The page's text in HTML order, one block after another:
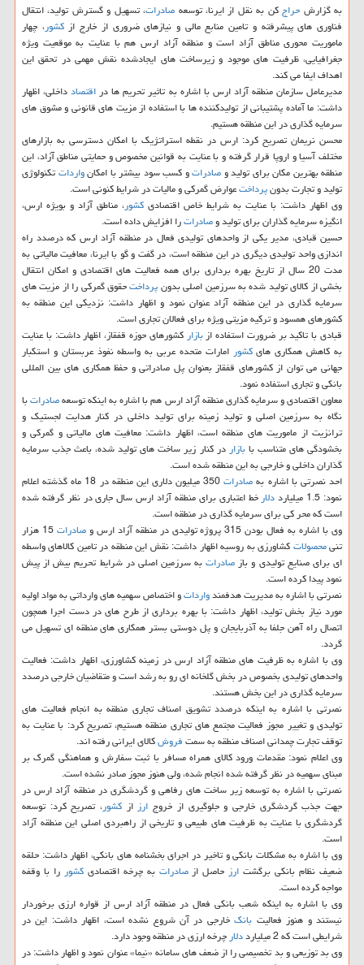
به گزارش حراجكن به نقل از ایرنا، توسعه صادرات، تسهیل و گسترش تولید، انتقال
فناوری های پیشرفته و تامین منابع مالی و نیازهای ضروری از خارج ازكشور، چهار
ماموریت محوری مناطق آزاد است و منطقه آزاد ارس هم با عنایت به موقعیت ویژه
جغرافیایی، ظرفیت های موجود و زیرساخت های ایجادشده نقش مهمی در تحقق این
اهداف ایفا می كند.
مدیرعامل سازمان منطقه آزاد ارس با اشاره به تاثیر تحریم ها دراقتصادداخلی، اظهار
داشت: ما آماده پشتیبانی از تولیدكننده ها با استفاده از مزیت های قانونی و مشوق های
سرمایه گذاری در این منطقه هستیم.
محسن نریمان تصریح كرد: ارس در نقطه استراتژیك با امكان دسترسی به بازارهای
مختلف آسیا و اروپا قرار گرفته و با عنایت به قوانین مخصوص و حمایتی مناطق آزاد، این
منطقه بهترین مكان برای تولید وصادراتو كسب سود بیشتر با امكانوارداتتكنولوژی
تولید و تجارت بدونپرداختعوارض گمركی و مالیات در شرایط كنونی است.
وی اظهار داشت: با عنایت به شرایط خاص اقتصادی كشور، مناطق آزاد و بویژه ارس،
انگیزه سرمایه گذاران برای تولید وصادراترا افزایش داده است.
حسین قبادی، مدیر یكی از واحدهای تولیدی فعال در منطقه آزاد ارس كه درصدد راه
اندازی واحد تولیدی دیگری در این منطقه است، در گفت و گو با ایرنا، معافیت مالیاتی به
مدت 20 سال از تاریخ بهره برداری برای همه فعالیت های اقتصادی و امكان انتقال
بخشی از كالای تولید شده به سرزمین اصلی بدونپرداختحقوق گمركی را از مزیت های
سرمایه گذاری در این منطقه آزاد عنوان نمود و اظهار داشت: نزدیكی این منطقه به
كشورهای همسود و تركیه مزیتی ویژه برای فعالان تجاری است.
قبادی با تاكید بر ضرورت استفاده ازبازاركشورهای حوزه قفقاز، اظهار داشت: با عنایت
به كاهش همكاری هایكشور امارات متحده عربی به واسطه نفوذ عربستان و استكبار
جهانی می توان از كشورهای قفقاز بعنوان پل صادراتی و حفظ همكاری های بین المللی
بانكی و تجاری استفاده نمود.
معاون اقتصادی و سرمایه گذاری منطقه آزاد ارس هم با اشاره به اینكه توسعهصادراتبا
نگاه به سرزمین اصلی و تولید زمینه برای تولید داخلی در كنار هدایت لجستیك و
ترانزیت از ماموریت های منطقه است، اظهار داشت: معافیت های مالیاتی و گمركی و
بخشودگی های متناسب بابازاردر كنار زیر ساخت های تولید شده، باعث جذب سرمایه
گذاران داخلی و خارجی به این منطقه شده است.
احد نصرتی با اشاره بهصادرات
350 میلیون دلاری این منطقه در 18 ماه گذشته اعلام
نمود: 1.5 میلیارد
دلارخط اعتباری برای منطقه آزاد ارس سال جاری در نظر گرفته شده
است كه محر كی برای سرمایه گذاری در منطقه است.
وی با اشاره به فعال بودن 315 پروژه تولیدی در منطقه آزاد ارس و
صادرات
15 هزار
تنیمحصولاتكشاورزی به روسیه اظهار داشت: نقش این منطقه در تامین كالاهای واسطه
ای برای صنایع تولیدی و بازصادراتبه سرزمین اصلی در شرایط تحریم بیش از پیش
نمود پیدا كرده است.
نصرتی با اشاره به مدیریت هدفمندوارداتو اختصاص سهمیه های وارداتی به مواد اولیه
مورد نیاز بخش تولید، اظهار داشت: با بهره برداری از طرح های در دست اجرا همچون
اتصال راه آهن جلفا به آذربایجان و پل دوستی بستر همكاری های منطقه ای تسهیل می
گردد.
وی با اشاره به ظرفیت های منطقه آزاد ارس در زمینه كشاورزی، اظهار داشت: فعالیت
واحدهای تولیدی بخصوص در بخش گلخانه ای رو به رشد است و متقاضیان خارجی درصدد
سرمایه گذاری در این بخش هستند.
نصرتی با اشاره به اینكه درصدد تشویق اصناف تجاری منطقه به انجام فعالیت های
تولیدی و تغییر مجوز فعالیت مجتمع های تجاری منطقه هستیم، تصریح كرد: با عنایت به
توقف تجارت چمدانی اصناف منطقه به سمتفروشكالای ایرانی رفته اند.
وی اعلام نمود: مقدمات ورود كالای همراه مسافر با ثبت سفارش و هماهنگی گمرك بر
مبنای سهمیه در نظر گرفته شده انجام شده، ولی هنوز مجوز صادر نشده است.
نصرتی با اشاره به توسعه زیر ساخت های رفاهی و گردشگری در منطقه آزاد ارس در
جهت جذب گردشگری خارجی و جلوگیری از خروج ارزاز كشور، تصریح كرد: توسعه
گردشگری با عنایت به ظرفیت های طبیعی و تاریخی از راهبردی اصلی این منطقه آزاد
است.
وی با اشاره به مشكلات بانكی و تاخیر در اجرای بخشنامه های بانكی، اظهار داشت: حلقه
ضعیف نظام بانكی برگشت ارزحاصل ازصادرات به چرخه اقتصادیكشور را با وقفه
مواجه كرده است.
وی با اشاره به اینكه شعب بانكی فعال در منطقه آزاد ارس از قواره ارزی برخوردار
نیستند و هنوز فعالیت بانكخارجی در آن شروع نشده است، اظهار داشت: این در
شرایطی است كه 2 میلیارد
دلارچرخه ارزی در منطقه وجود دارد.
وی بد توزیعی و بد تخصیصی را از ضعف های سامانه «نیما» عنوان نمود و اظهار داشت: در